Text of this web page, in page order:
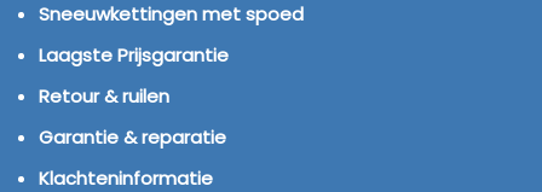
Sneeuwkettingen met spoed
Laagste Prijsgarantie
Retour & ruilen
Garantie & reparatie
Klachteninformatie